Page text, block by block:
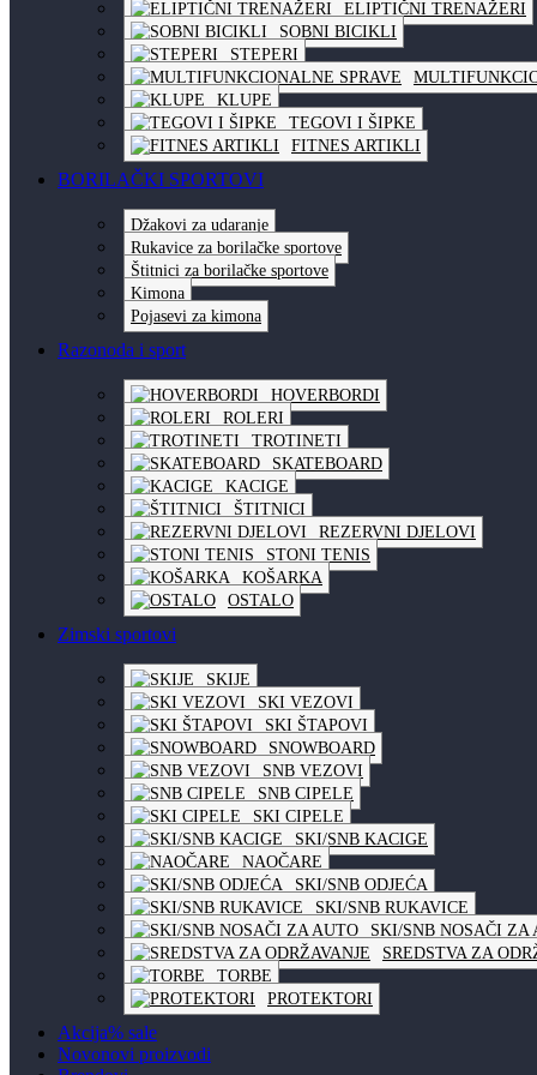
ELIPTIČNI TRENAŽERI
SOBNI BICIKLI
STEPERI
KLUPE
TEGOVI I ŠIPKE
FITNES ARTIKLI
BORILAČKI SPORTOVI
Džakovi za udaranje
Rukavice za borilačke sportove
Štitnici za borilačke sportove
Kimona
Pojasevi za kimona
Razonoda i sport
HOVERBORDI
ROLERI
TROTINETI
SKATEBOARD
KACIGE
ŠTITNICI
REZERVNI DJELOVI
STONI TENIS
KOŠARKA
OSTALO
Zimski sportovi
SKIJE
SKI VEZOVI
SKI ŠTAPOVI
SNOWBOARD
SNB VEZOVI
SNB CIPELE
SKI CIPELE
SKI/SNB KACIGE
NAOČARE
SKI/SNB ODJEĆA
SKI/SNB RUKAVICE
SKI/SNB NOSAČI ZA
SREDSTVA ZA
TORBE
PROTEKTORI
Akcija% sale
Novonovi proizvodi